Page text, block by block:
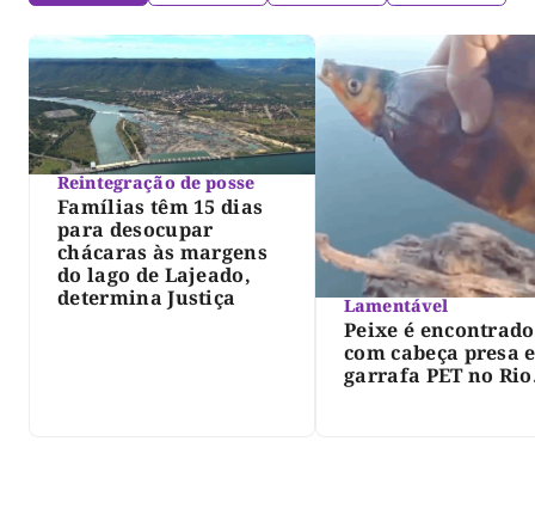
Reintegração de posse
Famílias têm 15 dias
para desocupar
chácaras às margens
do lago de Lajeado,
determina Justiça
Lamentável
Peixe é encontrado
com cabeça presa
garrafa PET no Rio